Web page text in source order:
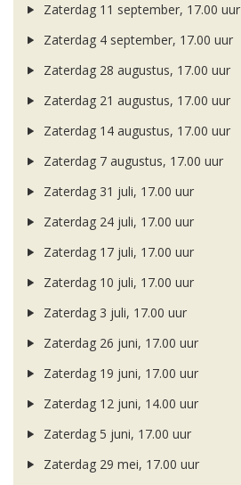
Zaterdag 11 september, 17.00 uur
Zaterdag 4 september, 17.00 uur
Zaterdag 28 augustus, 17.00 uur
Zaterdag 21 augustus, 17.00 uur
Zaterdag 14 augustus, 17.00 uur
Zaterdag 7 augustus, 17.00 uur
Zaterdag 31 juli, 17.00 uur
Zaterdag 24 juli, 17.00 uur
Zaterdag 17 juli, 17.00 uur
Zaterdag 10 juli, 17.00 uur
Zaterdag 3 juli, 17.00 uur
Zaterdag 26 juni, 17.00 uur
Zaterdag 19 juni, 17.00 uur
Zaterdag 12 juni, 14.00 uur
Zaterdag 5 juni, 17.00 uur
Zaterdag 29 mei, 17.00 uur